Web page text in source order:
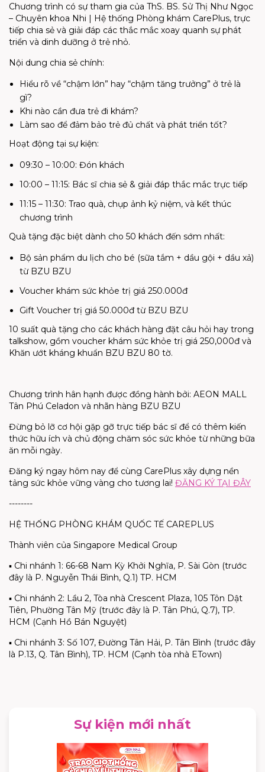
Chương trình có sự tham gia của ThS. BS. Sử Thị Như Ngọc
– Chuyên khoa Nhi | Hệ thống Phòng khám CarePlus, trực
tiếp chia sẻ và giải đáp các thắc mắc xoay quanh sự phát
triển và dinh dưỡng ở trẻ nhỏ.
Nội dung chia sẻ chính:
Hiểu rõ về “chậm lớn” hay “chậm tăng trưởng” ở trẻ là
gì?
Khi nào cần đưa trẻ đi khám?
Làm sao để đảm bảo trẻ đủ chất và phát triển tốt?
Hoạt động tại sự kiện:
09:30 – 10:00: Đón khách
10:00 – 11:15: Bác sĩ chia sẻ & giải đáp thắc mắc trực tiếp
11:15 – 11:30: Trao quà, chụp ảnh kỷ niệm, và kết thúc
chương trình
Quà tặng đặc biệt dành cho 50 khách đến sớm nhất:
Bộ sản phẩm du lịch cho bé (sữa tắm + dầu gội + dầu xả)
từ BZU BZU
Voucher khám sức khỏe trị giá 250.000đ
Gift Voucher trị giá 50.000đ từ BZU BZU
10 suất quà tặng cho các khách hàng đặt câu hỏi hay trong
talkshow, gồm voucher khám sức khỏe trị giá 250,000đ và
Khăn ướt kháng khuẩn BZU BZU 80 tờ.
Chương trình hân hạnh được đồng hành bởi: AEON MALL
Tân Phú Celadon và nhãn hàng BZU BZU
Đừng bỏ lỡ cơ hội gặp gỡ trực tiếp bác sĩ để có thêm kiến
thức hữu ích và chủ động chăm sóc sức khỏe từ những bữa
ăn mỗi ngày.
Đăng ký ngay hôm nay để cùng CarePlus xây dựng nền
tảng sức khỏe vững vàng cho tương lai! ĐĂNG KÝ TẠI ĐÂY
--------
HỆ THỐNG PHÒNG KHÁM QUỐC TẾ CAREPLUS
Thành viên của Singapore Medical Group
▪ Chi nhánh 1: 66-68 Nam Kỳ Khởi Nghĩa, P. Sài Gòn (trước
đây là P. Nguyễn Thái Bình, Q.1) TP. HCM
▪ Chi nhánh 2: Lầu 2, Tòa nhà Crescent Plaza, 105 Tôn Dật
Tiên, Phường Tân Mỹ (trước đây là P. Tân Phú, Q.7), TP.
HCM (Cạnh Hồ Bán Nguyệt)
▪ Chi nhánh 3: Số 107, Đường Tân Hải, P. Tân Bình (trước đây
là P.13, Q. Tân Bình), TP. HCM (Cạnh tòa nhà ETown)
Sự kiện mới nhất